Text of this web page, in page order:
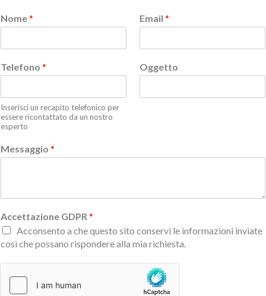
Nome* Email *
Telefono *
Inserisci un recapito telefonico per
essere ricontattato da un nostro
esperto
Oggetto
Messaggio *
Accettazione GDPR *
Acconsento a che questo sito conservi le informazioni inviate
così che possano rispondere alla mia richiesta.